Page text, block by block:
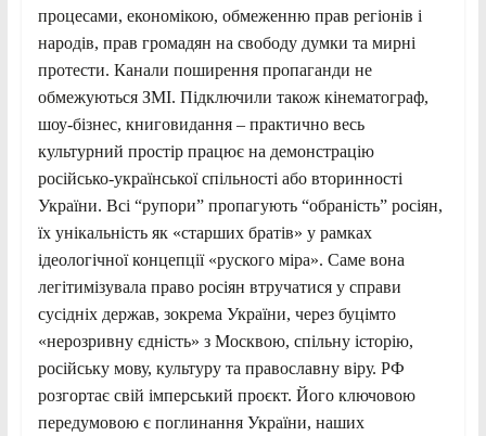
процесами, економікою, обмеженню прав регіонів і
народів, прав громадян на свободу думки та мирні
протести. Канали поширення пропаганди не
обмежуються ЗМІ. Підключили також кінематограф,
шоу-бізнес, книговидання – практично весь
культурний простір працює на демонстрацію
російсько-української спільності або вторинності
України. Всі “рупори” пропагують “обраність” росіян,
їх унікальність як «старших братів» у рамках
ідеологічної концепції «руского міра». Саме вона
легітимізувала право росіян втручатися у справи
сусідніх держав, зокрема України, через буцімто
«нерозривну єдність» з Москвою, спільну історію,
російську мову, культуру та православну віру. РФ
розгортає свій імперський проєкт. Його ключовою
передумовою є поглинання України, наших